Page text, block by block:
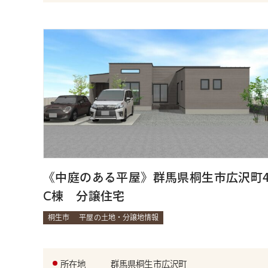
《中庭のある平屋》群馬県桐生市広沢町
Ⅽ棟 分譲住宅
桐生市 平屋の土地・分譲地情報
所在地 群馬県桐生市広沢町